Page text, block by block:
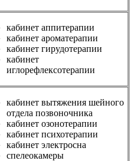
кабинет аппитерапии
кабинет ароматерапии
кабинет гирудотерапии
кабинет
иглорефлексотерапии
кабинет вытяжения шейного
отдела позвоночника
кабинет озонотерапии
кабинет психотерапии
кабинет электросна
спелеокамеры